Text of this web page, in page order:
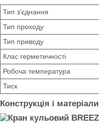
Тип з'єднання
Тип проходу
Тип приводу
Клас герметичності
Робоча температура
Тиск
Конструкція і матеріали